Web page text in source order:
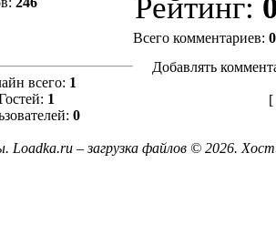
всего: 1
1
0
Рейтинг:
Всего комментариев: 0
Добавлять
[
Loadka.ru – загрузка файлов © 2026.